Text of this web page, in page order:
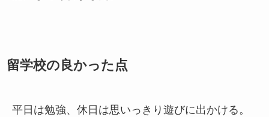
留学校の良かった点
平日は勉強、休日は思いっきり遊びに出かける。